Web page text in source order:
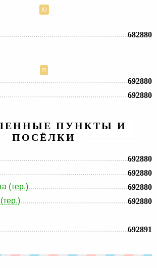
Ю
682880
Я
692880
692880
ПУНКТЫ И
ПОСЁЛКИ
692880
692880
(тер.)
692880
692880
692891